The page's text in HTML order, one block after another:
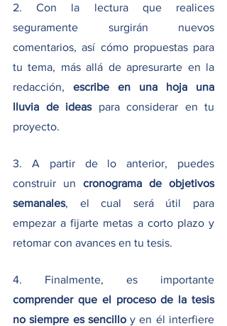
2. Con la lectura que realices
seguramente surgirán nuevos
comentarios, así cómo propuestas para
tu tema, más allá de apresurarte en la
redacción, escribe en una hoja una
lluvia de ideas para considerar en tu
proyecto.
3. A partir de lo anterior, puedes
construir un cronograma de objetivos
semanales, el cual será útil para
empezar a fijarte metas a corto plazo y
retomar con avances en tu tesis.
comprender que el proceso de la tesis
no siempre es sencillo y en él interfiere